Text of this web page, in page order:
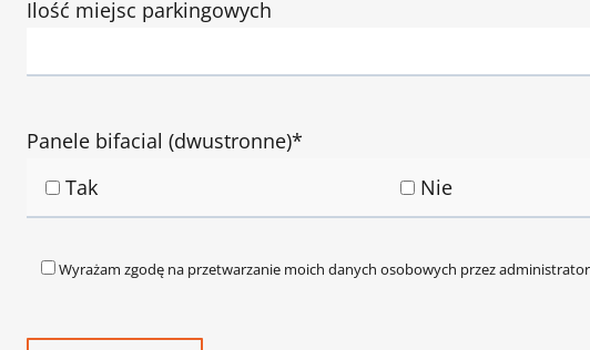
Ilość miejsc parkingowych
Panele bifacial (dwustronne)*
Tak
Nie
Wyrażam zgodę na przetwarzanie moich danych osobowych przez